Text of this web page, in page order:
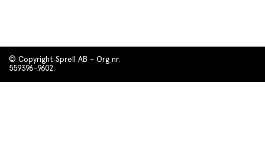
© Copyright Sprell AB - Org nr.
559396-9602.